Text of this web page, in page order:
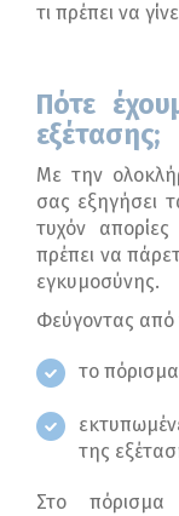
τι πρέπει να
Πότε
εξέτασης;
Με την
σας εξηγήσει
τυχόν
πρέπει να
εγκυμοσύνης.
Φεύγοντας από
το
της
Στο